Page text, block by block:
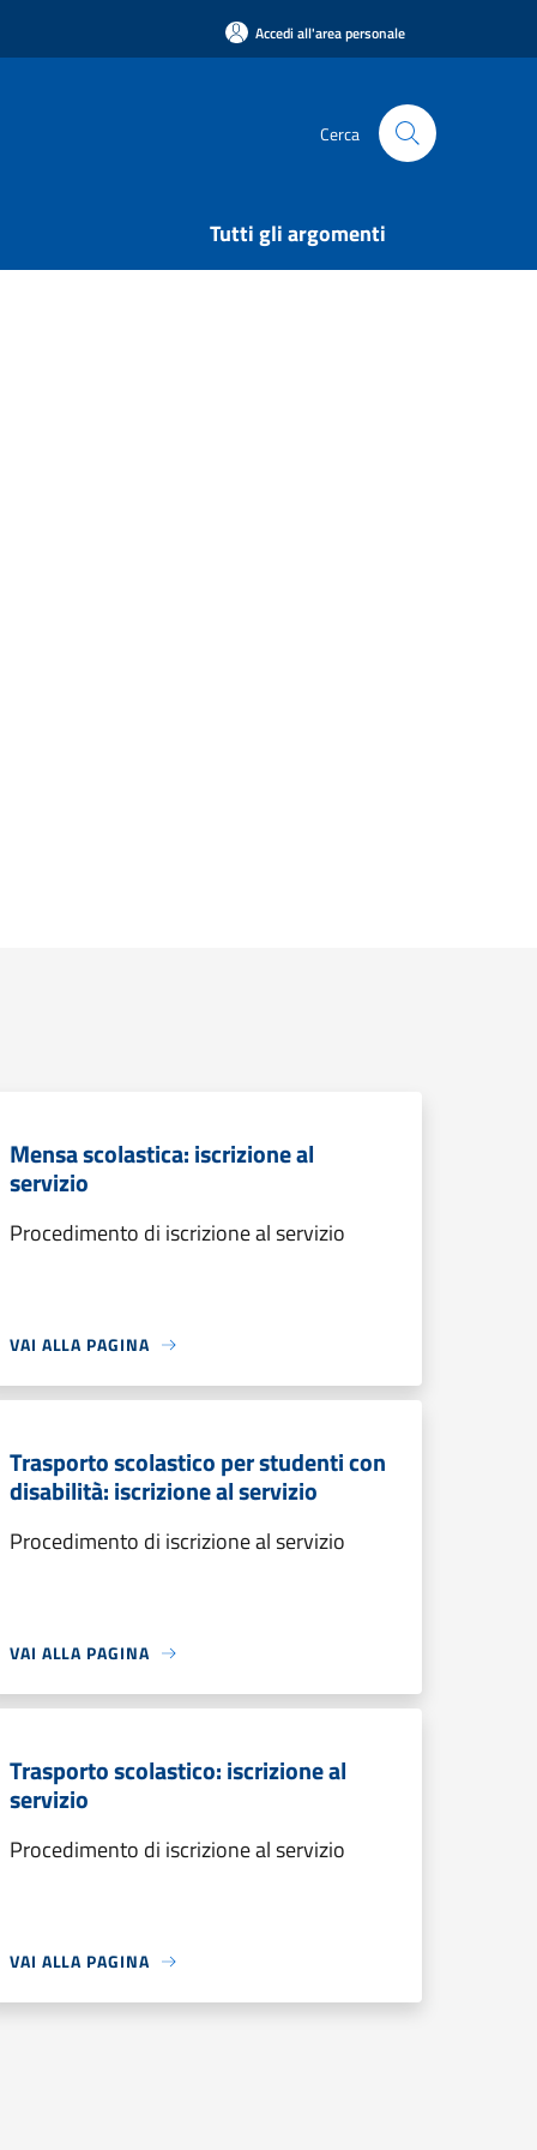
Accedi all'area personale
Cerca
Tutti gli argomenti
Mensa scolastica: iscrizione al
servizio
Procedimento di iscrizione al servizio
VAI ALLA PAGINA
Trasporto scolastico per studenti con
disabilità: iscrizione al servizio
Procedimento di iscrizione al servizio
VAI ALLA PAGINA
Trasporto scolastico: iscrizione al
servizio
Procedimento di iscrizione al servizio
VAI ALLA PAGINA